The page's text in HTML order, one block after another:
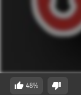
48%